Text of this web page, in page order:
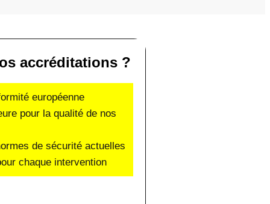
accréditations ?
européenne
pour la qualité de nos
de sécurité actuelles
chaque intervention